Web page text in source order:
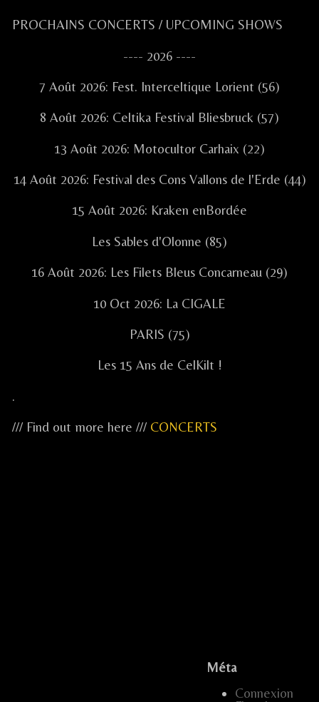
Primary
PROCHAINS CONCERTS / UPCOMING SHOWS
---- 2026 ----
7 Août 2026: Fest. Interceltique Lorient (56)
8 Août 2026: Celtika Festival Bliesbruck (57)
13 Août 2026: Motocultor Carhaix (22)
14 Août 2026: Festival des Cons Vallons de l'Erde (44)
15 Août 2026: Kraken enBordée
Les Sables d'Olonne (85)
16 Août 2026: Les Filets Bleus Concarneau (29)
10 Oct 2026: La CIGALE
PARIS (75)
Les 15 Ans de CelKilt !
.
/// Find out more here /// CONCERTS
Méta
Connexion